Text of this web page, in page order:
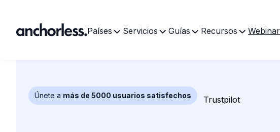
Países Servicios Guías Recursos
Únete a más de 5000 usuarios satisfechos Trustpilot